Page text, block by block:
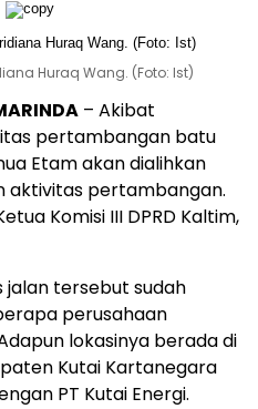
Huraq Wang. (Foto: Ist)
– Akibat
pertambangan batu
Etam akan dialihkan
aktivitas pertambangan.
Komisi III DPRD Kaltim,
jalan tersebut sudah
perusahaan
lokasinya berada di
Kutai Kartanegara
PT Kutai Energi.